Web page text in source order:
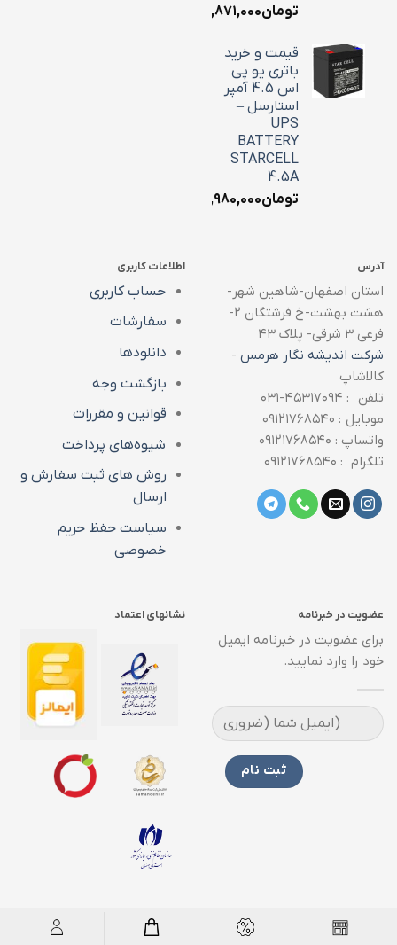
تومان۲,۸۷۱,۰۰۰
قیمت و خرید
باتری یو پی
اس 4.5 آمپر
استارسل –
UPS
BATTERY
STARCELL
4.5A
تومان۱,۹۸۰,۰۰۰
آدرس
استان اصفهان-شاهین شهر-
هشت بهشت-خ فرشتگان ۲-
فرعی ۳ شرقی- پلاک ۴۳
شرکت اندیشه نگار هرمس -
کالاشاپ
تلفن : ۴۵۳۱۷۰۹۴-۰۳۱
موبایل : ۰۹۱۲۱۷۶۸۵۴۰
واتساپ : ۰۹۱۲۱۷۶۸۵۴۰
تلگرام : ۰۹۱۲۱۷۶۸۵۴۰
اطلاعات کاربری
حساب کاربری
سفارشات
دانلودها
بازگشت وجه
قوانین و مقررات
شیوه‌های پرداخت
روش های ثبت سفارش و
ارسال
سیاست حفظ حریم
خصوصی
عضویت در خبرنامه
برای عضویت در خبرنامه ایمیل
خود را وارد نمایید.
نشانهای اعتماد